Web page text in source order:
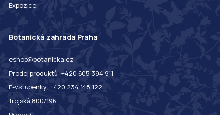
Expozice
Botanická zahrada Praha
eshop@botanicka.cz
Prodej produktů: +420 605 394 911
E-vstupenky: +420 234 148 122
Trojská 800/196